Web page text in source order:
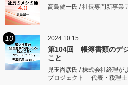
高島健一氏 / 社長専門新事業
10 2024.10.15
第104回 帳簿書類のデ
こと
児玉尚彦氏 / 株式会社経理
プロジェクト 代表・税理士